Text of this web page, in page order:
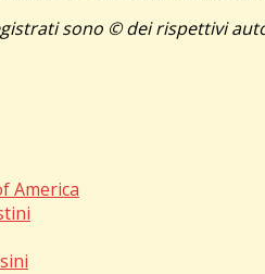
sono © dei rispettivi
America